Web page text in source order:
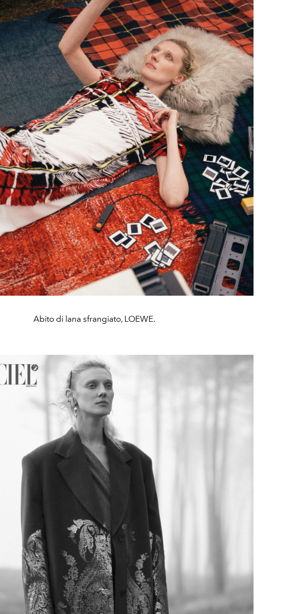
Abito di lana sfrangiato, LOEWE.